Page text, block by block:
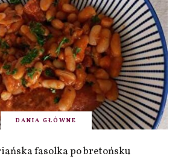
DANIA GŁÓWNE
fasolka po bretońsku